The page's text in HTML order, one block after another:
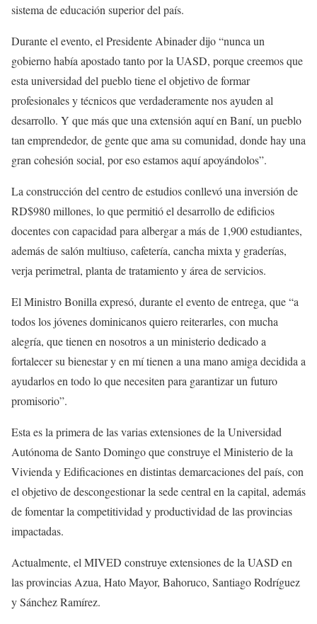
sistema de educación superior del país.
Durante el evento, el Presidente Abinader dijo “nunca un
gobierno había apostado tanto por la UASD, porque creemos que
esta universidad del pueblo tiene el objetivo de formar
profesionales y técnicos que verdaderamente nos ayuden al
desarrollo. Y que más que una extensión aquí en Baní, un pueblo
tan emprendedor, de gente que ama su comunidad, donde hay una
gran cohesión social, por eso estamos aquí apoyándolos”.
La construcción del centro de estudios conllevó una inversión de
RD$980 millones, lo que permitió el desarrollo de edificios
docentes con capacidad para albergar a más de 1,900 estudiantes,
además de salón multiuso, cafetería, cancha mixta y graderías,
verja perimetral, planta de tratamiento y área de servicios.
El Ministro Bonilla expresó, durante el evento de entrega, que “a
todos los jóvenes dominicanos quiero reiterarles, con mucha
alegría, que tienen en nosotros a un ministerio dedicado a
fortalecer su bienestar y en mí tienen a una mano amiga decidida a
ayudarlos en todo lo que necesiten para garantizar un futuro
promisorio”.
Esta es la primera de las varias extensiones de la Universidad
Autónoma de Santo Domingo que construye el Ministerio de la
Vivienda y Edificaciones en distintas demarcaciones del país, con
el objetivo de descongestionar la sede central en la capital, además
de fomentar la competitividad y productividad de las provincias
impactadas.
Actualmente, el MIVED construye extensiones de la UASD en
las provincias Azua, Hato Mayor, Bahoruco, Santiago Rodríguez
y Sánchez Ramírez.